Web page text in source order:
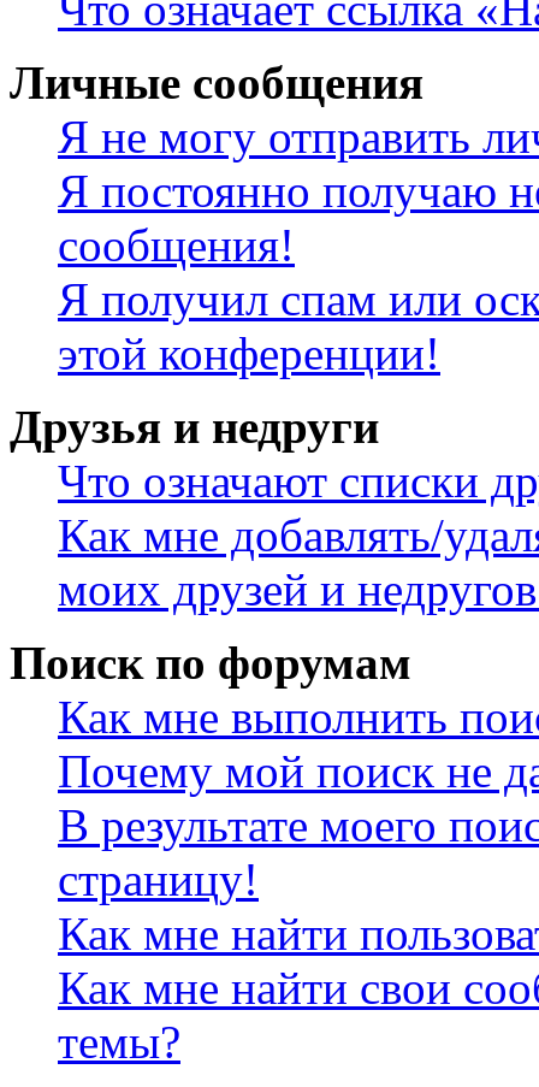
Личные сообщения
Я не могу отправить
Я постоянно получаю
сообщения!
Я получил спам или
этой конференции!
Друзья и недруги
Что означают списки
Как мне добавлять/
моих друзей и
Поиск по форумам
Как мне выполнить
Почему мой поиск не
В результате моего
страницу!
Как мне найти
Как мне найти свои
темы?